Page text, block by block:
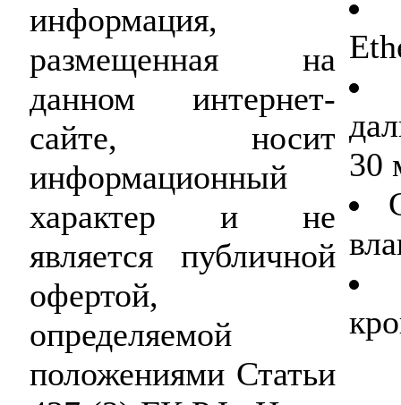
информация,
размещенная на
данном интернет-
сайте, носит
информационный
характер и не
является публичной
офертой,
определяемой
положениями Статьи
30